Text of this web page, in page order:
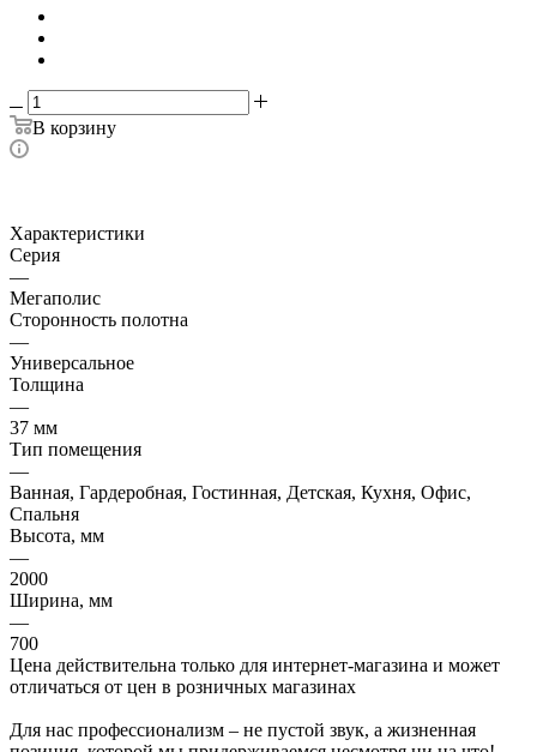
В корзину
Характеристики
Серия
—
Мегаполис
Сторонность полотна
—
Универсальное
Толщина
—
37 мм
Тип помещения
—
Ванная, Гардеробная, Гостинная, Детская, Кухня, Офис,
Спальня
Высота, мм
—
2000
Ширина, мм
—
700
Цена действительна только для интернет-магазина и может
отличаться от цен в розничных магазинах
Для нас профессионализм – не пустой звук, а жизненная